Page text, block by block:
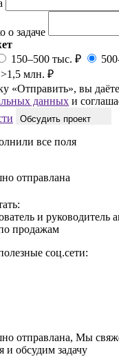
о задаче
150–500 тыс. ₽
>1,5 млн. ₽
«Отправить», вы даёте
данных и
Обсудить проект
все поля
отправлана
и руководитель
продажам
соц.сети:
отправлана, Мы
и обсудим задачу